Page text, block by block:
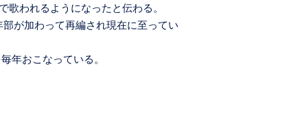
われるようになったと伝わる。
が加わって再編され現在に至ってい
年おこなっている。